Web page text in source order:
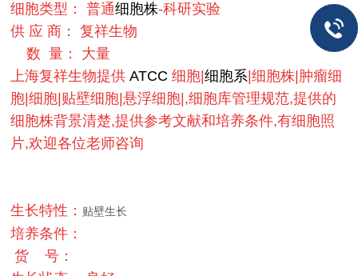
细胞类型： 普通细胞株-科研实验
供 应 商： 复祥生物
数 量： 大量
上海复祥生物提供ATCC 细胞|细胞系 |细胞株|肿瘤细
胞|细胞|贴壁细胞|悬浮细胞|,细胞库管理规范,提供的
细胞株背景清楚,提供参考文献和培养条件,有细胞照
片,欢迎各位老师咨询
生长特性： 贴壁生长
培养条件：
货 号：